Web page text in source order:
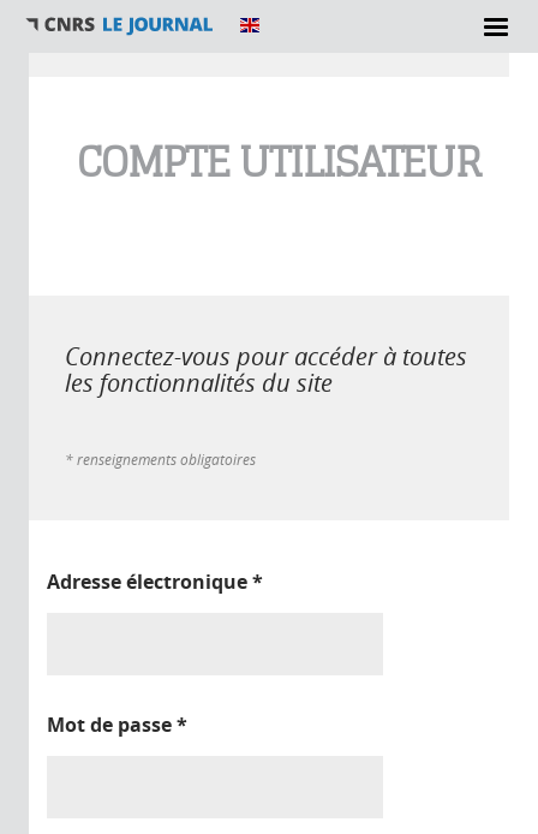
COMPTE UTILISATEUR
Connectez-vous pour accéder à toutes
les fonctionnalités du site
* renseignements obligatoires
Adresse électronique*
Mot de passe*